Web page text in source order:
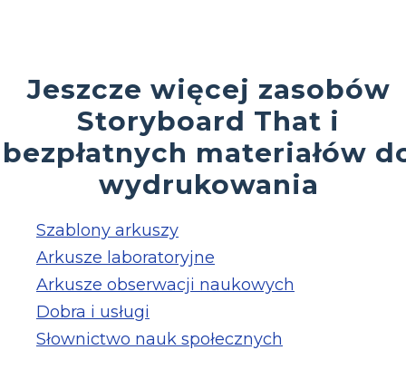
Jeszcze więcej zasobów
Storyboard That i
bezpłatnych materiałów
wydrukowania
Szablony arkuszy
Arkusze laboratoryjne
Arkusze obserwacji naukowych
Dobra i usługi
Słownictwo nauk społecznych